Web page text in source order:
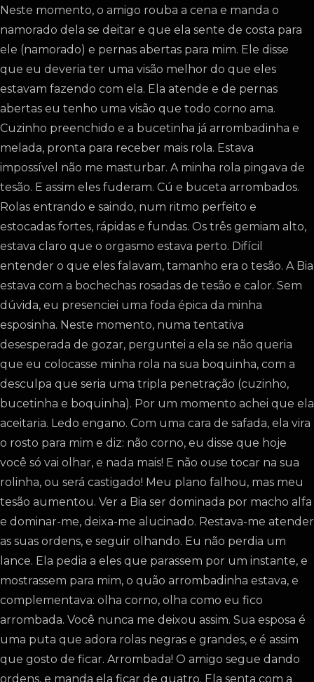
Neste momento, o amigo rouba a cena e manda o
namorado dela se deitar e que ela sente de costa para
ele (namorado) e pernas abertas para mim. Ele disse
que eu deveria ter uma visão melhor do que eles
estavam fazendo com ela. Ela atende e de pernas
abertas eu tenho uma visão que todo corno ama.
Cuzinho preenchido e a bucetinha já arrombadinha e
melada, pronta para receber mais rola. Estava
impossível não me masturbar. A minha rola pingava de
tesão. E assim eles fuderam. Cú e buceta arrombados.
Rolas entrando e saindo, num ritmo perfeito e
estocadas fortes, rápidas e fundas. Os três gemiam alto,
estava claro que o orgasmo estava perto. Difícil
entender o que eles falavam, tamanho era o tesão. A Bia
estava com a bochechas rosadas de tesão e calor. Sem
dúvida, eu presenciei uma foda épica da minha
esposinha. Neste momento, numa tentativa
desesperada de gozar, perguntei a ela se não queria
que eu colocasse minha rola na sua boquinha, com a
desculpa que seria uma tripla penetração (cuzinho,
bucetinha e boquinha). Por um momento achei que ela
aceitaria. Ledo engano. Com uma cara de safada, ela vira
o rosto para mim e diz: não corno, eu disse que hoje
você só vai olhar, e nada mais! E não ouse tocar na sua
rolinha, ou será castigado! Meu plano falhou, mas meu
tesão aumentou. Ver a Bia ser dominada por macho alfa
e dominar-me, deixa-me alucinado. Restava-me atender
as suas ordens, e seguir olhando. Eu não perdia um
lance. Ela pedia a eles que parassem por um instante, e
mostrassem para mim, o quão arrombadinha estava, e
complementava: olha corno, olha como eu fico
arrombada. Você nunca me deixou assim. Sua esposa é
uma puta que adora rolas negras e grandes, e é assim
que gosto de ficar. Arrombada! O amigo segue dando
ordens, e manda ela ficar de quatro. Ela senta com a